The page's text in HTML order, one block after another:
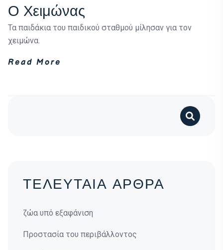
Ο Χειμώνας
Τα παιδάκια του παιδικού σταθμού μίλησαν για τον
χειμώνα.
Read More
Search
ΤΕΛΕΥΤΑΙΑ ΑΡΘΡΑ
ζώα υπό εξαφάνιση
Προστασία του περιβάλλοντος